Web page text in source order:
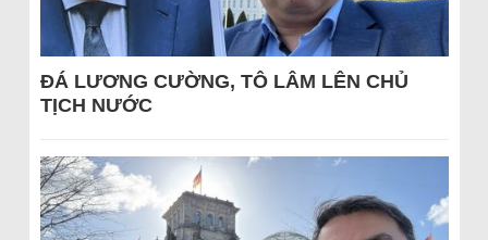
ĐÁ LƯƠNG CƯỜNG, TÔ LÂM LÊN CHỦ
TỊCH NƯỚC